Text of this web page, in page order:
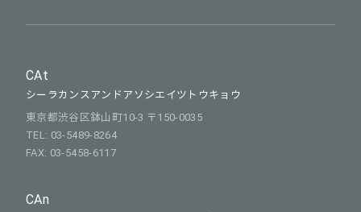
CAt
シーラカンスアンドアソシエイツトウキョウ
東京都渋谷区鉢山町10-3 〒150-0035
TEL: 03-5489-8264
FAX: 03-5458-6117
CAn